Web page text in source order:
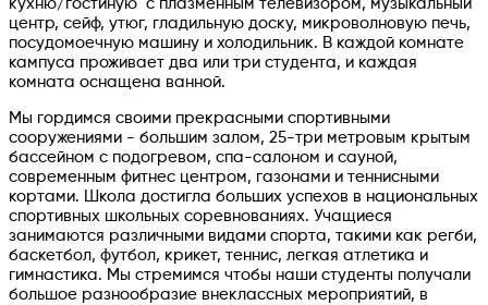
кухню/гостиную с плазменным телевизором, музыкальный
центр, сейф, утюг, гладильную доску, микроволновую печь,
посудомоечную машину и холодильник. В каждой комнате
кампуса проживает два или три студента, и каждая
комната оснащена ванной.
Мы гордимся своими прекрасными спортивными
сооружениями - большим залом, 25-три метровым крытым
бассейном с подогревом, спа-салоном и сауной,
современным фитнес центром, газонами и теннисными
кортами. Школа достигла больших успехов в национальных
спортивных школьных соревнованиях. Учащиеся
занимаются различными видами спорта, такими как регби,
баскетбол, футбол, крикет, теннис, легкая атлетика и
гимнастика. Мы стремимся чтобы наши студенты получали
большое разнообразие внеклассных мероприятий, в